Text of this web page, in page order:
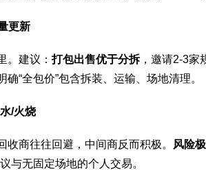
更新
。建议：打包出售优于分拆 ，邀请2-3
确“全包价”包含拆装、运输、场地清理。
/火烧
收商往往回避，中间商反而积极。 风险
与无固定场地的个人交易。